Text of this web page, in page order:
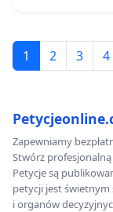
1 2 3 4
Zapewniamy
Stwórz
Petycje są
petycji jest
i organów